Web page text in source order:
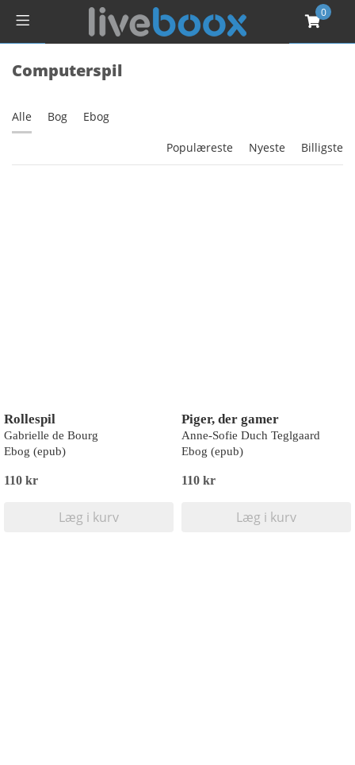
0
Computerspil
Alle Bog Ebog
Populæreste Nyeste Billigste
Rollespil
Gabrielle de Bourg
Ebog (epub)
110 kr
Læg i kurv
Piger, der gamer
Anne-Sofie Duch Teglgaard
Ebog (epub)
110 kr
Læg i kurv